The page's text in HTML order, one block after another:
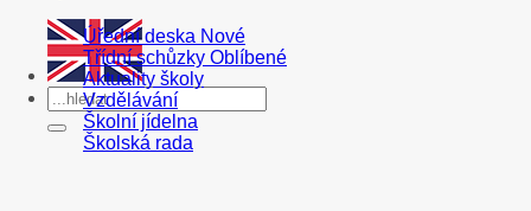
Úřední deska
Třídní schůzky
Aktuality školy
Vzdělávání
Školní jídelna
Školská rada